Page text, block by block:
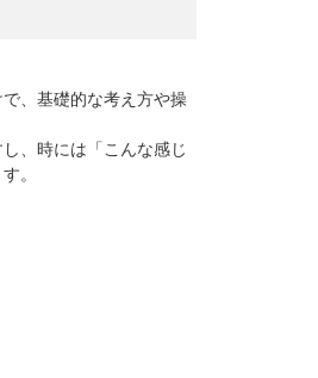
、基礎的な考え方や操
、時には「こんな感じ
。